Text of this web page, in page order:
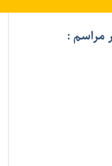
: